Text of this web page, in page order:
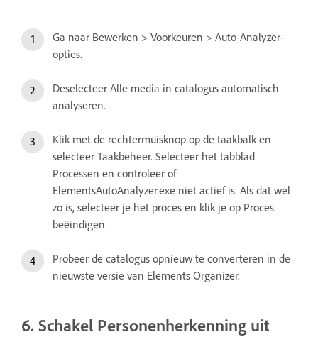
Ga naar Bewerken > Voorkeuren > Auto-Analyzer-
opties.
Deselecteer Alle media in catalogus automatisch
analyseren.
Klik met de rechtermuisknop op de taakbalk en
selecteer Taakbeheer. Selecteer het tabblad
Processen en controleer of
ElementsAutoAnalyzer.exe niet actief is. Als dat wel
zo is, selecteer je het proces en klik je op Proces
beëindigen.
Probeer de catalogus opnieuw te converteren in de
nieuwste versie van Elements Organizer.
6. Schakel Personenherkenning uit